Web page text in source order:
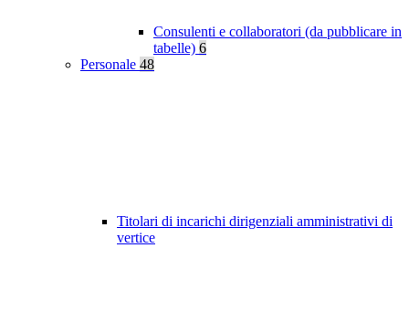
Consulenti e collaboratori (da pubblicare in
tabelle) 6
Personale 48
Titolari di incarichi dirigenziali amministrativi di
vertice